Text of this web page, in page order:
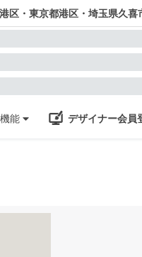
区・東京都港区・埼玉県久喜
能 デザイナー会員